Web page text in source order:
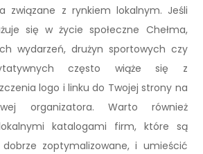
związane z rynkiem lokalnym. Jeśli
się w życie społeczne Chełma,
wydarzeń, drużyn sportowych czy
często wiąże się z
logo i linku do Twojej strony na
organizatora. Warto również
katalogami firm, które są
zoptymalizowane, i umieścić